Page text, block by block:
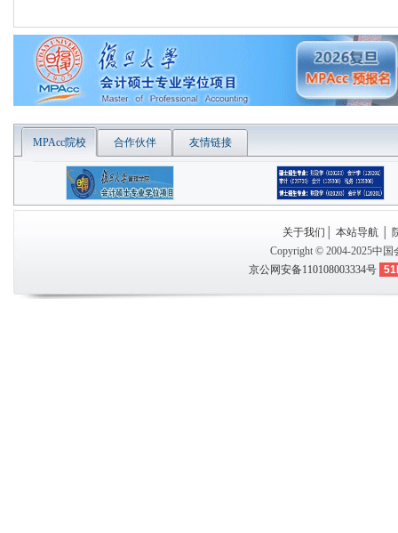
MPAcc院校 合作伙伴 友情链接
关于我们 本站导航│
Copyright © 2004-2025中国
京公网安备110108003334号